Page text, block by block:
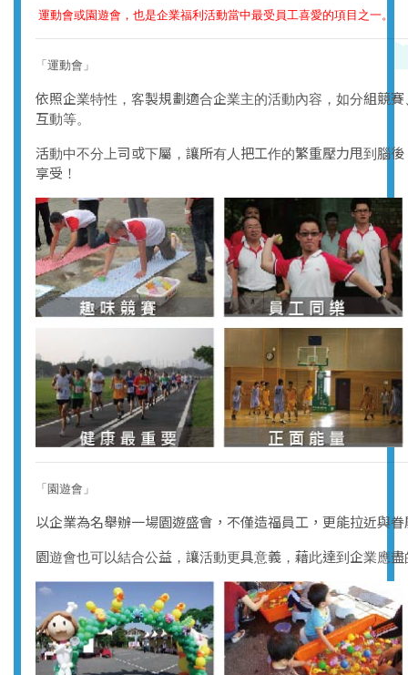
運動會或園遊會，也是企業福利活動當中最受員工喜愛的項目之一。
「運動會」
依照企業特性，客製規劃適合企業主的活動內容，如分組競
互動等。
活動中不分上司或下屬，讓所有人把工作的繁重壓力甩到腦
享受！
「園遊會」
以企業為名舉辦一場園遊盛會，不僅造福員工，更能拉近與
園遊會也可以結合公益，讓活動更具意義，藉此達到企業應